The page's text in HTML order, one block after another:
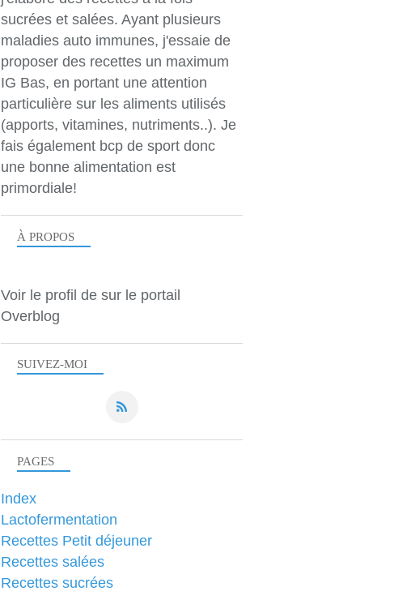
SUIVEZ-MOI
sucrées et salées. Ayant plusieurs
maladies auto immunes, j'essaie de
proposer des recettes un maximum
IG Bas, en portant une attention
particulière sur les aliments utilisés
(apports, vitamines, nutriments..). Je
fais également bcp de sport donc
une bonne alimentation est
primordiale!
À PROPOS
Voir le profil de sur le portail
Overblog
PAGES
Index
Lactofermentation
Recettes Petit déjeuner
Recettes salées
Recettes sucrées